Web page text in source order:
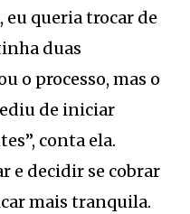
queria trocar de
duas
o processo, mas o
de iniciar
conta ela.
e decidir se cobrar
mais tranquila.